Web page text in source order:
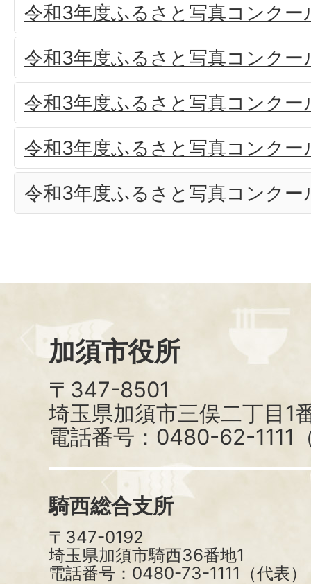
令和3年度ふるさと写真コンクー
令和3年度ふるさと写真コンクー
令和3年度ふるさと写真コンクー
令和3年度ふるさと写真コンクー
令和3年度ふるさと写真コンクー
加須市役所
〒347-8501
埼玉県加須市三俣二丁目1
電話番号：0480-62-1111
騎西総合支所
〒347-0192
埼玉県加須市騎西36番地1
電話番号：0480-73-1111（代表）